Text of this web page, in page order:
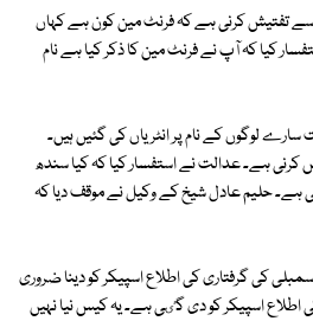
سے تفتیش کرنی ہے کہ فرنٹ مین کون ہے کہاں
کیا کہ آپ نے فرنٹ مین کا ذکر کیا ہے نام
سارے لوگوں کے نام پر انٹریاں کی گئیں ہیں۔
ہے۔ عدالت نے استفسار کیا کہ کیا سندھ
ہے۔ حلیم عادل شیخ کے وکیل نے موقف دیا کہ
کی گرفتاری کی اطلاع اسپیکر کو دینا ضروری
اسپیکر کو دی گٸی ہے۔ یہ کیس نیا نہیں